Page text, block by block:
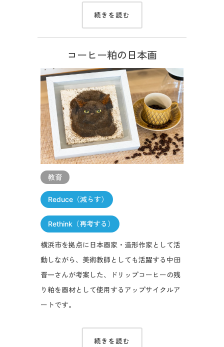
続きを読む
コーヒー粕の日本画
教育
Reduce（減らす）
Rethink（再考する）
横浜市を拠点に日本画家・造形作家として活
動しながら、美術教師としても活躍する中田
晋一さんが考案した、ドリップコーヒーの残
り粕を画材として使用するアップサイクルア
ートです。
続きを読む